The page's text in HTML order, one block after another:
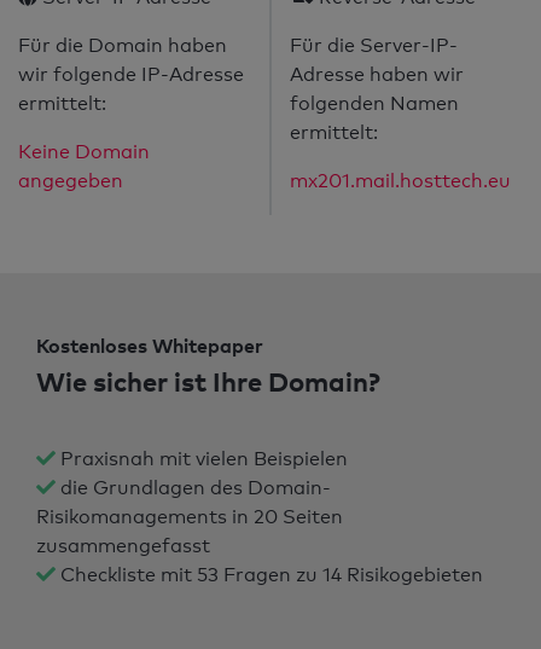
Für die Domain haben
wir folgende IP-Adresse
ermittelt:
Keine Domain
angegeben
Für die Server-IP-
Adresse haben wir
folgenden Namen
ermittelt:
mx201.mail.hosttech.eu
Kostenloses Whitepaper
Wie sicher ist Ihre Domain?
Praxisnah mit vielen Beispielen
die Grundlagen des Domain-
Risikomanagements in 20 Seiten
zusammengefasst
Checkliste mit 53 Fragen zu 14 Risikogebieten